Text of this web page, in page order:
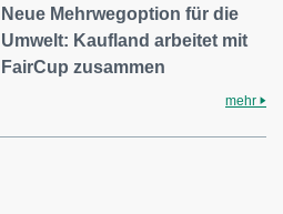
Neue Mehrwegoption für die
Umwelt: Kaufland arbeitet mit
FairCup zusammen
mehr